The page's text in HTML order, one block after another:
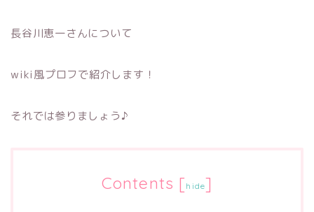
長谷川恵一さんについて
wiki風プロフで紹介します！
それでは参りましょう♪
Contents [ hide]